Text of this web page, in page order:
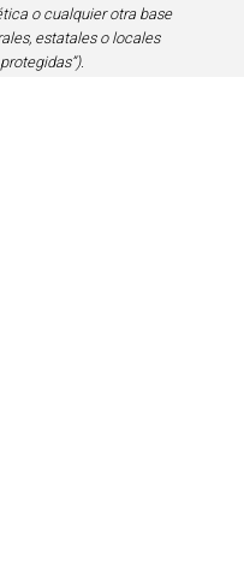
o cualquier otra base
estatales o locales